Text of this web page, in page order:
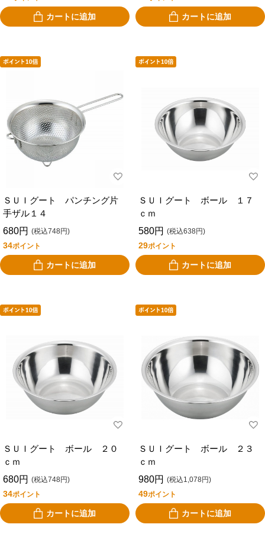
カートに追加 カートに追加
ＳＵＩグート パンチング片
手ザル１４
680円 (税込748円)
34ポイント
カートに追加
ＳＵＩグート ボール １７
ｃｍ
580円 (税込638円)
29ポイント
カートに追加
ＳＵＩグート ボール ２０
ｃｍ
680円 (税込748円)
34ポイント
カートに追加
ＳＵＩグート ボール ２３
ｃｍ
980円 (税込1,078円)
49ポイント
カートに追加